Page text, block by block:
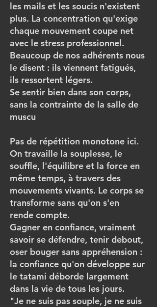
les mails et les soucis n'existent
plus. La concentration qu'exige
chaque mouvement coupe net
avec le stress professionnel.
Beaucoup de nos adhérents nous
le disent : ils viennent fatigués,
ils ressortent légers.
Se sentir bien dans son corps,
sans la contrainte de la salle de
muscu
Pas de répétition monotone ici.
On travaille la souplesse, le
souffle, l'équilibre et la force en
même temps, à travers des
mouvements vivants. Le corps se
transforme sans qu'on s'en
rende compte.
Gagner en confiance, vraiment
savoir se défendre, tenir debout,
oser bouger sans appréhension :
la confiance qu'on développe sur
le tatami déborde largement
dans la vie de tous les jours.
"Je ne suis pas souple, je ne suis